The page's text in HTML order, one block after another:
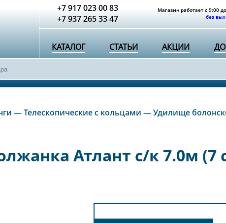
+7 917 023 00 83
+7 937 265 33 47
Магазин работает с 9:00
без
КАТАЛОГ СТАТЬИ АКЦИИ
—Телескопические с кольцами —Удилище
Атлант с/к 7.0м (7